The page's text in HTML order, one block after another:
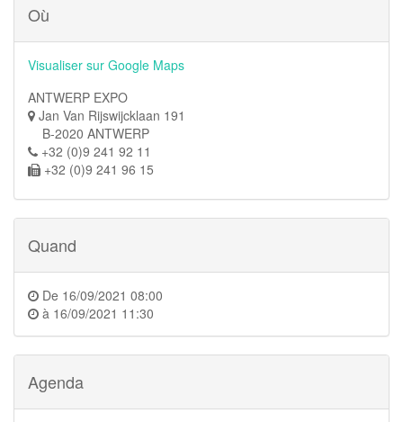
Où
Visualiser sur Google Maps
ANTWERP EXPO
Jan Van Rijswijcklaan 191
B-2020 ANTWERP
+32 (0)9 241 92 11
+32 (0)9 241 96 15
Quand
De 16/09/2021 08:00
à 16/09/2021 11:30
Agenda